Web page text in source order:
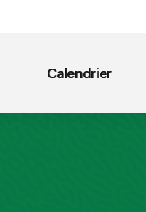
Calendrier